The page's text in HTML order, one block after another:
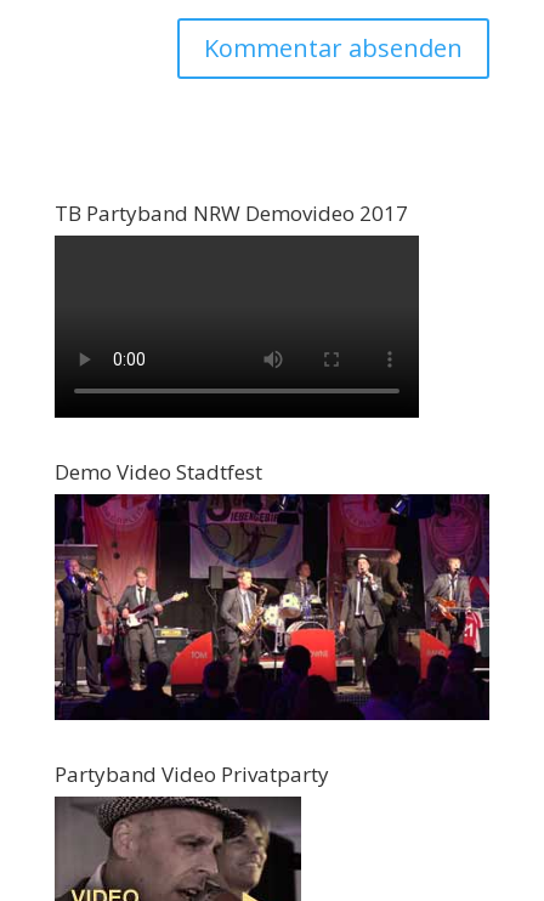
TB Partyband NRW Demovideo 2017
Demo Video Stadtfest
Partyband Video Privatparty